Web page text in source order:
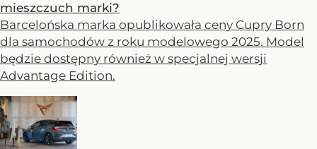
mieszczuch marki?
Barcelońska marka opublikowała ceny Cupry Born
dla samochodów z roku modelowego 2025. Model
będzie dostępny również w specjalnej wersji
Advantage Edition.